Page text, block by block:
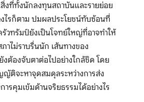
สิ่งที่ทั้งนักลงทุนสถาบันและรายย่อย
ไรก็ตาม ปมผลประโยชน์ทับซ้อนที่
วทรัมป์ยังเป็นโจทย์ใหญ่ที่อาจทำให้
าไม่ราบรื่นนัก เส้นทางของ
งต้องจับตาต่อไปอย่างใกล้ชิด โดย
ญัติจะหาจุดสมดุลระหว่างการส่ง
รคุมเข้มด้านจริยธรรมได้อย่างไร